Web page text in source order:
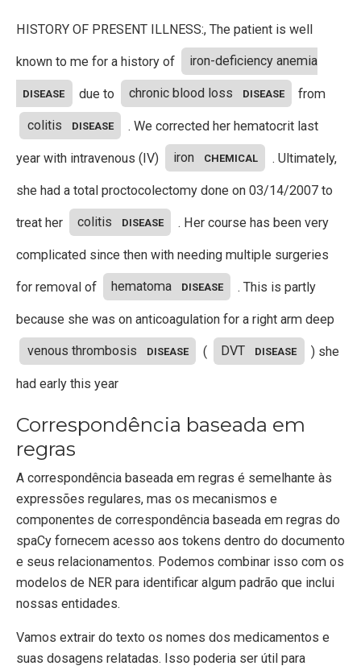
HISTORY OF PRESENT ILLNESS:, The patient is well
known to me for a history of iron-deficiency anemia
DISEASE due to chronic blood loss DISEASE from
colitis DISEASE . We corrected her hematocrit last
year with intravenous (IV) iron CHEMICAL . Ultimately,
she had a total proctocolectomy done on 03/14/2007 to
treat her colitis DISEASE . Her course has been very
complicated since then with needing multiple surgeries
for removal of hematoma DISEASE . This is partly
because she was on anticoagulation for a right arm deep
venous thrombosis DISEASE ( DVT DISEASE ) she
had early this year
Correspondência baseada em
regras
A correspondência baseada em regras é semelhante às
expressões regulares, mas os mecanismos e
componentes de correspondência baseada em regras do
spaCy fornecem acesso aos tokens dentro do documento
e seus relacionamentos. Podemos combinar isso com os
modelos de NER para identificar algum padrão que inclui
nossas entidades.
Vamos extrair do texto os nomes dos medicamentos e
suas dosagens relatadas. Isso poderia ser útil para